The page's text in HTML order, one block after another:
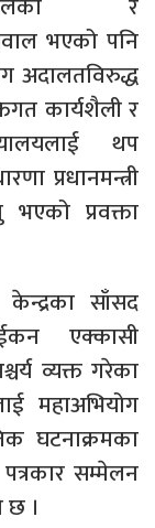
भएको पनि
अदालतविरुद्ध
कार्यशैली र
थप
प्रधानमन्त्री
प्रवक्ता
साँसद
एक्कासी
व्यक्त गरेका
महाअभियोग
घटनाक्रमका
पत्रकार सम्मेलन
छ ।